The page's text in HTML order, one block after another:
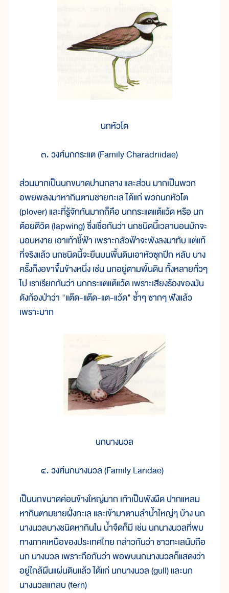
นกหัวโต
๓. วงศ์นกกระแต (Family Charadriidae)
ส่วนมากเป็นนกขนาดปานกลาง และส่วน มากเป็นพวก
อพยพลงมาหากินตามชายทะเล ได้แก่ พวกนกหัวโต
(plover) และที่รู้จักกันมากก็คือ นกกระแตแต้แว้ด หรือ นก
ต้อยตีวิด (lapwing) ซึ่งเชื่อกันว่า นกชนิดนี้เวลานอนมักจะ
นอนหงาย เอาเท้าชี้ฟ้า เพราะกลัวฟ้าจะพังลงมาทับ แต่แท้
ที่จริงแล้ว นกชนิดนี้จะยืนบนพื้นดินเอาหัวซุกปีก หลับ บาง
ครั้งก็งอขาขึ้นข้างหนึ่ง เช่น นกอยู่ตามพื้นดิน ทั้งหลายทั่วๆ
ไป เราเรียกกันว่า นกกระแตแต้แว้ด เพราะเสียงร้องของมัน
ดังก้องป่าว่า "แต๊ด-แต๊ด-แต-แว้ด" ซ้ำๆ ซากๆ ฟังแล้ว
เพราะมาก
นกนางนวล
๔. วงศ์นกนางนวล (Family Laridae)
เป็นนกขนาดค่อนข้างใหญ่มาก เท้าเป็นพังผืด ปากแหลม
หากินตามชายฝั่งทะเล และเข้ามาตามลำน้ำใหญ่ๆ บ้าง นก
นางนวลบางชนิดหากินใน น้ำจืดก็มี เช่น นกนางนวลที่พบ
ทางภาคเหนือของประเทศไทย กล่าวกันว่า ชาวทะเลนับถือ
นก นางนวล เพราะถือกันว่า พอพบนกนางนวลก็แสดงว่า
อยู่ใกล้ผืนแผ่นดินแล้ว ได้แก่ นกนางนวล (gull) และนก
นางนวลแกลบ (tern)